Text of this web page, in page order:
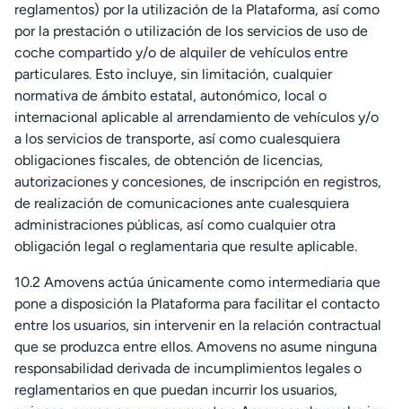
reglamentos) por la utilización de la Plataforma, así como
por la prestación o utilización de los servicios de uso de
coche compartido y/o de alquiler de vehículos entre
particulares. Esto incluye, sin limitación, cualquier
normativa de ámbito estatal, autonómico, local o
internacional aplicable al arrendamiento de vehículos y/o
a los servicios de transporte, así como cualesquiera
obligaciones fiscales, de obtención de licencias,
autorizaciones y concesiones, de inscripción en registros,
de realización de comunicaciones ante cualesquiera
administraciones públicas, así como cualquier otra
obligación legal o reglamentaria que resulte aplicable.
10.2 Amovens actúa únicamente como intermediaria que
pone a disposición la Plataforma para facilitar el contacto
entre los usuarios, sin intervenir en la relación contractual
que se produzca entre ellos. Amovens no asume ninguna
responsabilidad derivada de incumplimientos legales o
reglamentarios en que puedan incurrir los usuarios,